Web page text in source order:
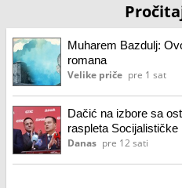
Muharem Bazdulj:
romana
Velike priče pre 1 sat
Dačić na izbore sa
raspleta Socijalističke
Danas pre 12 sati